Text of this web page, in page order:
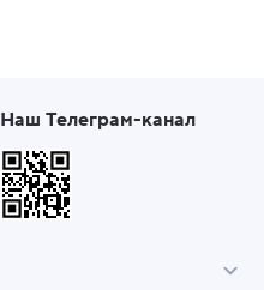
Наш Телеграм-канал